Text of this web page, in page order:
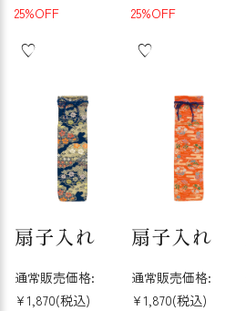
25%OFF
25%OFF
扇子入れ
通常販売価格:
¥1,870(税込)
扇子入れ
通常販売価格:
¥1,870(税込)